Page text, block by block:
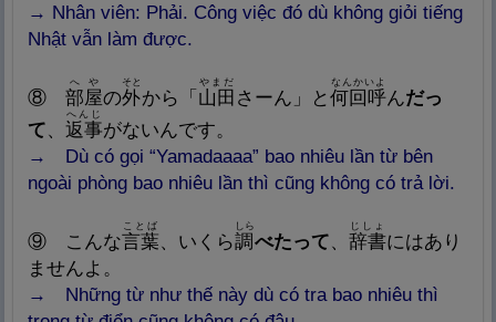
→ Nhân viên: Phải. Công việc đó dù không giỏi tiếng
Nhật vẫn làm được.
⑧ 部屋
Nghĩa: Mái nhà, nóc nhà, nhà ở,
へや
の外
Nghĩa: Ngoài, bên ngoài, phía
そと
から「 山 田
やまだ
さーん」と 何回 呼
なんかいよ
んだっ
て
返
Nghĩa: Trả lại, phản hồi
事
Nghĩa: Việc, công việc, chức vụ
へんじ
がないんです。
→ Dù có gọi “Yamadaaaa” bao nhiêu lần từ bên
ngoài phòng bao nhiêu lần thì cũng không có trả lời.
⑨ こんな言葉
ことば
、いくら調
しら
べたって 辞書
じしょ
にはあり
ませんよ。
→ Những từ như thế này dù có tra bao nhiêu thì